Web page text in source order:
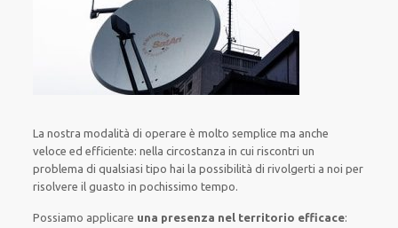
La nostra modalità di operare èmolto semplice ma anche
veloce ed efficiente: nella circostanza in cuiriscontriun
problema di qualsiasi tipo hai la possibilità di rivolgerti a noi per
risolvere ilguasto in pochissimo tempo.
Possiamo applicare una presenza nel territorio efficace: